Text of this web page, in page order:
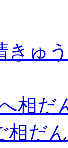
きゅ
相だ
相だ